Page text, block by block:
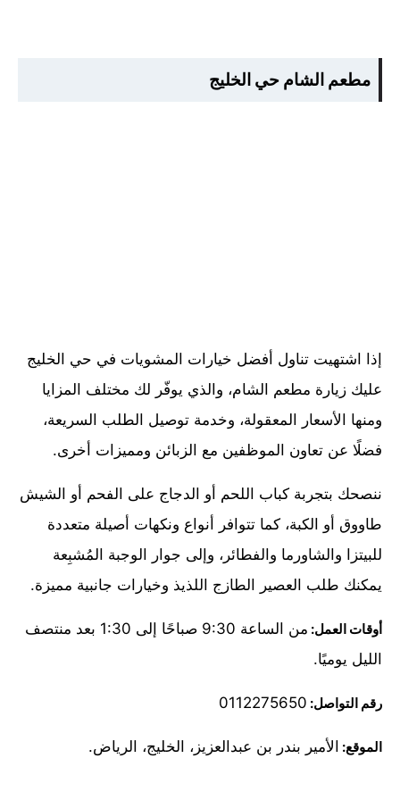
مطعم الشام حي الخليج
إذا اشتهيت تناول أفضل خيارات المشويات في حي الخليج
عليك زيارة مطعم الشام، والذي يوفّر لك مختلف المزايا
ومنها الأسعار المعقولة، وخدمة توصيل الطلب السريعة،
فضلًا عن تعاون الموظفين مع الزبائن ومميزات أخرى.
ننصحك بتجربة كباب اللحم أو الدجاج على الفحم أو الشيش
طاووق أو الكبة، كما تتوافر أنواع ونكهات أصيلة متعددة
للبيتزا والشاورما والفطائر، وإلى جوار الوجبة المُشبِعة
يمكنك طلب العصير الطازج اللذيذ وخيارات جانبية مميزة.
أوقات العمل:
من الساعة 9:30 صباحًا إلى 1:30 بعد منتصف
الليل يوميًا.
رقم التواصل: 0112275650
الموقع: الأمير بندر بن عبدالعزيز، الخليج، الرياض.